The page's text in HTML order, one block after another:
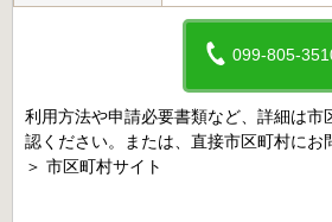
099-805-
利用方法や申請必要書類など、詳細は市
認ください。または、直接市区町村にお
＞ 市区町村サイト